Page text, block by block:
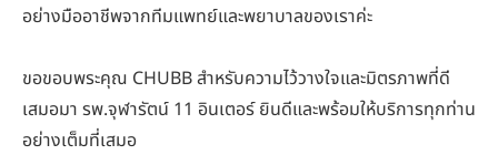
อย่างมืออาชีพจากทีมแพทย์และพยาบาลของเราค่ะ
ขอขอบพระคุณ CHUBB สำหรับความไว้วางใจและมิตรภาพที่ดี
เสมอมา รพ.จุฬารัตน์ 11 อินเตอร์ ยินดีและพร้อมให้บริการทุกท่าน
อย่างเต็มที่เสมอ